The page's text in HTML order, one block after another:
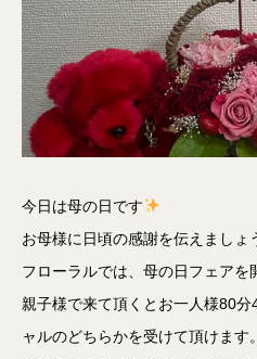
今日は母の日です
お母様に日頃の感謝を伝えましょ
フローラルでは、母の日フェアを
親子様で来て頂くとお一人様80
ャルのどちらかを受けて頂けます。